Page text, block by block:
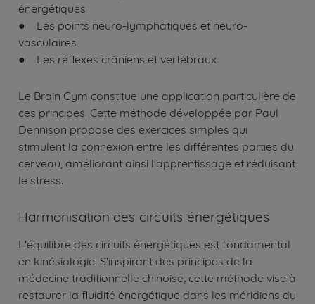
énergétiques
● Les points neuro-lymphatiques et neuro-
vasculaires
● Les réflexes crâniens et vertébraux
Le Brain Gym constitue une application particulière de
ces principes. Cette méthode développée par Paul
Dennison propose des exercices simples qui
stimulent la connexion entre les différentes parties du
cerveau, améliorant ainsi l'apprentissage et réduisant
le stress.
Harmonisation des circuits énergétiques
L'équilibre des circuits énergétiques est fondamental
en kinésiologie. S'inspirant des principes de la
médecine traditionnelle chinoise, cette méthode vise à
restaurer la fluidité énergétique dans les méridiens du